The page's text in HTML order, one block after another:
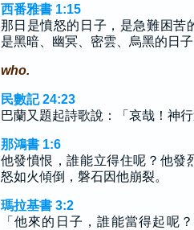
西番雅書 1:15
那日是憤怒的日子，是急難困苦
是黑暗、幽冥、密雲、烏黑的日子
who.
民數記 24:23
巴蘭又題起詩歌說：「哀哉！神
那鴻書 1:6
他發憤恨，誰能立得住呢？他發
怒如火傾倒，磐石因他崩裂。
瑪拉基書 3:2
「他來的日子，誰能當得起呢